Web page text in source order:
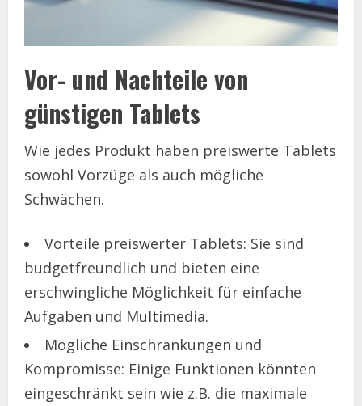
Vor- und Nachteile von
günstigen Tablets
Wie jedes Produkt haben preiswerte Tablets
sowohl Vorzüge als auch mögliche
Schwächen.
Vorteile preiswerter Tablets: Sie sind
budgetfreundlich und bieten eine
erschwingliche Möglichkeit für einfache
Aufgaben und Multimedia.
Mögliche Einschränkungen und
Kompromisse: Einige Funktionen könnten
eingeschränkt sein wie z.B. die maximale